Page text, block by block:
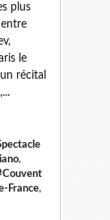
plus
le
récital
,
France,